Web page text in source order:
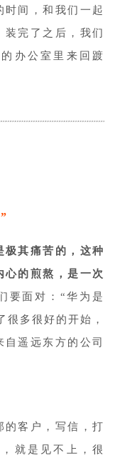
时间，和我们一起
装完了之后，我们
办公室里来回踱
极其痛苦的，这种
心的煎熬，是一次
要面对：“华为是
多很好的开始，
遥远东方的公司
的客户，写信，打
就是见不上，很